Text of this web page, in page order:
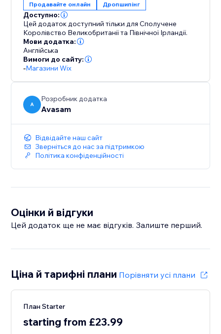
Продавайте онлайн Дропшипінг
Доступно:
Цей додаток доступний тільки для Сполучене
Королівство Великобританії та Північної Ірландії.
Мови додатка:
Англійська
Вимоги до сайту:
-Магазини Wix
A
Розробник додатка
Avasam
Відвідайте наш сайт
Зверніться до нас за підтримкою
Політика конфіденційності
Оцінки й відгуки
Цей додаток ще не має відгуків. Залиште перший.
Ціна й тарифні плани Порівняти усі плани
План Starter
starting from £23.99